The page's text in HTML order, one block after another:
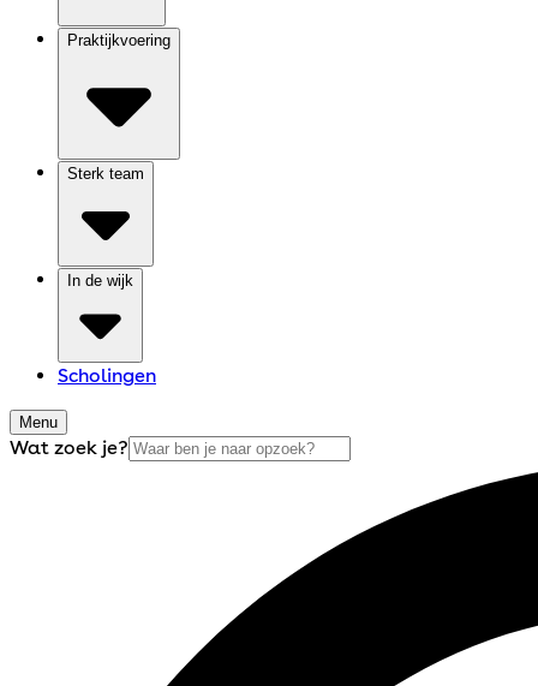
Praktijkvoering
Sterk team
In de wijk
Scholingen
Menu
Wat zoek je?